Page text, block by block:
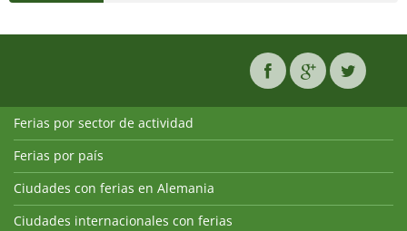
Ferias por sector de actividad
Ferias por país
Ciudades con ferias en Alemania
Ciudades internacionales con ferias